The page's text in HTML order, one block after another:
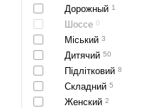
Дорожный 1
Шоссе 0
Міський 3
Дитячий 50
Підлітковий 8
Складний 5
Женский 2